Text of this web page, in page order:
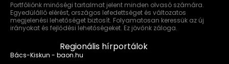
Portfóliónk minőségi tartalmat jelent minden olvasó számára.
Egyedülálló elérést, országos lefedettséget és változatos
megjelenési lehetőséget biztosít. Folyamatosan keressük az új
irányokat és fejlődési lehetőségeket. Ez jövőnk záloga.
Regionális hírportálok
Bács-Kiskun - baon.hu